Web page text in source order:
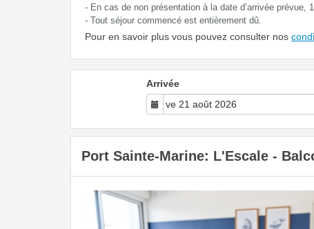
- En cas de non présentation à la date d’arrivée prévue,
- Tout séjour commencé est entièrement dû.
Pour en savoir plus vous pouvez consulter nos
Arrivée
Port Sainte-Marine: L'Escale -
Previous